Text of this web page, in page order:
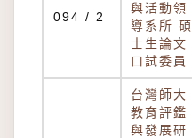
094 / 2
與活動領
導系所 碩
士生論文
口試委員
台灣師大
教育評鑑
與發展研